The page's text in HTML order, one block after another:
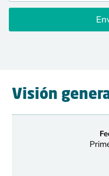
Visión